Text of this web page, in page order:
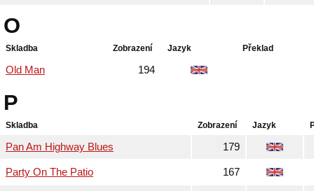
O
Skladba Zobrazení Jazyk Překlad
Old Man 194
P
Skladba Zobrazení Jazyk
Pan Am Highway Blues 179
Party On The Patio 167